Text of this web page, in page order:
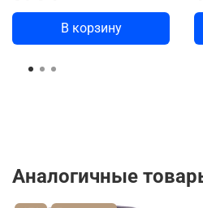
В корзину
Аналогичные